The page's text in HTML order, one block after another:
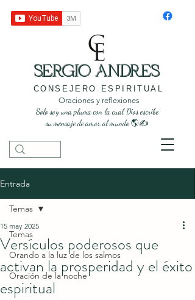
Oraciones y reflexiones
Solo soy una pluma con la cual Dios escribe
su mensaje de amor al mundo 🌎✍️
CONSEJERO ESPIRITUAL
SERGIO ANDRES
Entrada
Temas
Orando a la luz de los salmos
Oración de la noche
Temas
Versículos poderosos que
activan la prosperidad y el éxito
espiritual
15 may 2025